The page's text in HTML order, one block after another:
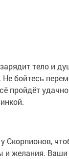
тело и
бойтесь
пройдёт
Скорпионов,
желания. Ваши